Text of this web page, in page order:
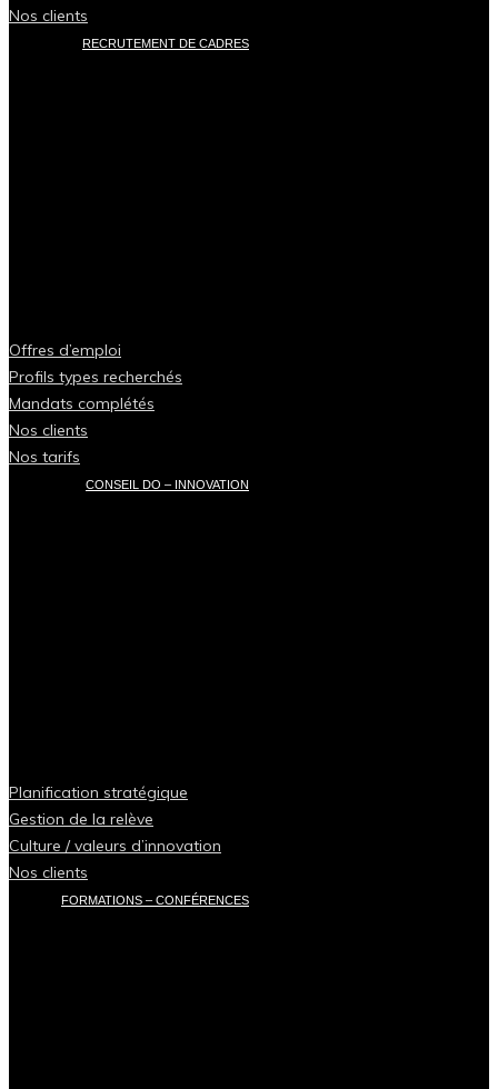
Nos clients
RECRUTEMENT DE CADRES
Offres d’emploi
Profils types recherchés
Mandats complétés
Nos clients
Nos tarifs
CONSEIL DO – INNOVATION
Planification stratégique
Gestion de la relève
Culture / valeurs d’innovation
Nos clients
FORMATIONS – CONFÉRENCES